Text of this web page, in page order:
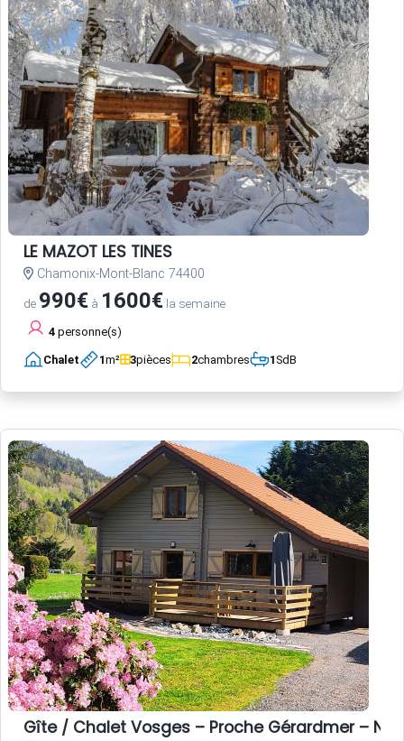
LE MAZOT LES TINES
Chamonix-Mont-Blanc 74400
de 990€ à 1600€ la semaine
4 personne(s)
Chalet 1m² 3pièces 2chambres 1SdB
Gîte / Chalet Vosges – Proche Gérardmer –